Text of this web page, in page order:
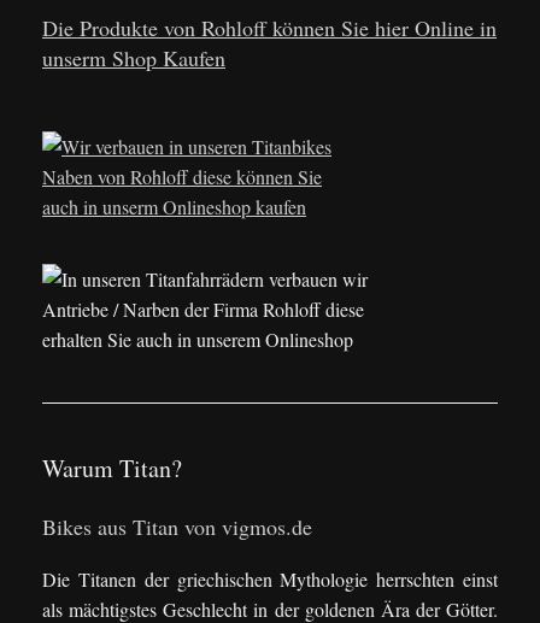
Die Produkte von Rohloff können Sie hier Online in
unserm Shop Kaufen
Warum Titan?
Bikes aus Titan von vigmos.de
Die Titanen der griechischen Mythologie herrschten einst
als mächtigstes Geschlecht in der goldenen Ära der Götter.